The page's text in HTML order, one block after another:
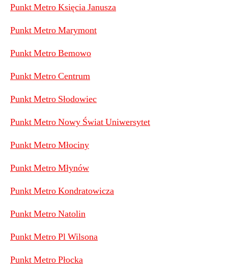
Punkt Metro Księcia Janusza
Punkt Metro Marymont
Punkt Metro Bemowo
Punkt Metro Centrum
Punkt Metro Słodowiec
Punkt Metro Nowy Świat Uniwersytet
Punkt Metro Młociny
Punkt Metro Młynów
Punkt Metro Kondratowicza
Punkt Metro Natolin
Punkt Metro Pl Wilsona
Punkt Metro Płocka